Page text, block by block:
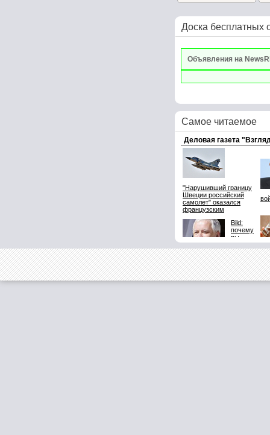
Доска бесплатных
Объявления на
Самое читаемое